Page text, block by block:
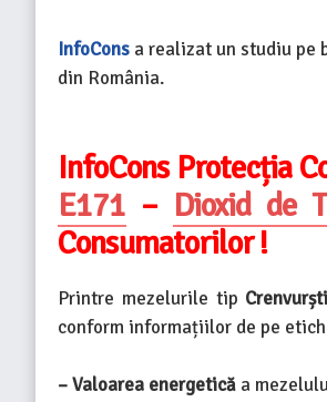
InfoCons a realizat un studiu
din România.
InfoCons Protecția
E171 – Dioxid de
Consumatorilor !
Printre mezelurile tip
conform informațiilor de pe
– Valoarea energetică a